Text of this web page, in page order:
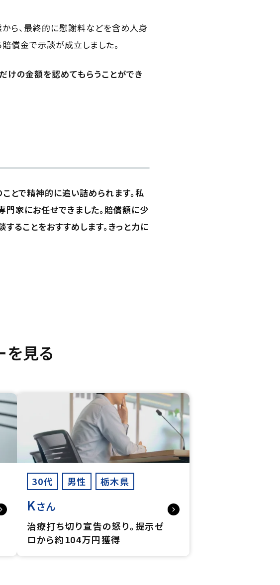
ら、最終的に慰謝料などを含め人身
償金で示談が成立しました。
けの金額を認めてもらうことができ
とで精神的に追い詰められます。私
門家にお任せできました。賠償額に少
ることをおすすめします。きっと力に
を見る
30代 男性 栃木県
Kさん
治療打ち切り宣告の怒り。提示ゼ
ロから約104万円獲得